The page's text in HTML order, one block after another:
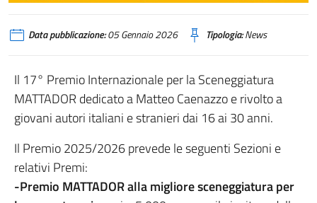
Data pubblicazione:05 Gennaio 2026 Tipologia:News
Il 17° Premio Internazionale per la Sceneggiatura
MATTADOR dedicato a Matteo Caenazzo e rivolto a
giovani autori italiani e stranieri dai 16 ai 30 anni.
Il Premio 2025/2026 prevede le seguenti Sezioni e
relativi Premi:
-Premio MATTADOR alla migliore sceneggiatura per